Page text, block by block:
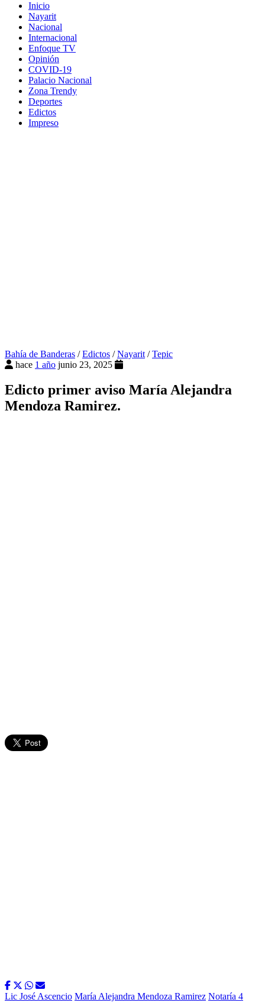
Inicio
Nayarit
Nacional
Internacional
Enfoque TV
Opinión
COVID-19
Palacio Nacional
Zona Trendy
Deportes
Edictos
Impreso
Bahía de Banderas /Edictos /Nayarit/Tepic
hace 1 año junio 23, 2025
Edicto primer aviso María Alejandra
Mendoza Ramirez.
Lic José Ascencio María Alejandra Mendoza Ramirez Notaría 4